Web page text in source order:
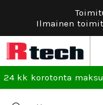
24 kk korotonta